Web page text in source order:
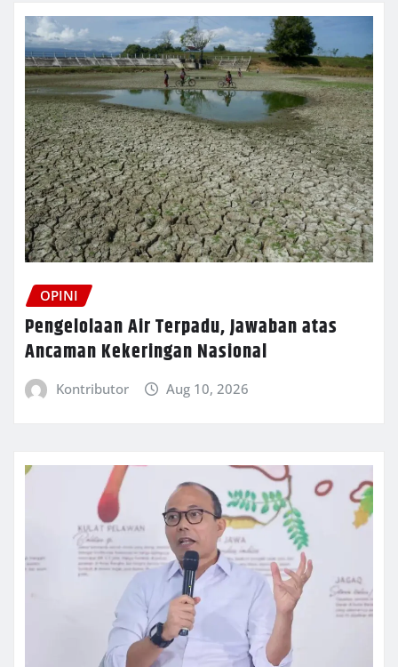
OPINI
Pengelolaan Air Terpadu, Jawaban atas
Ancaman Kekeringan Nasional
Kontributor Aug 10, 2026